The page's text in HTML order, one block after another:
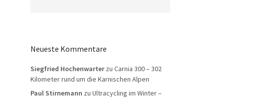
Neueste Kommentare
Siegfried Hochenwarterzu Carnia 300 – 302
Kilometer rund um die Karnischen Alpen
Paul Stirnemann zu Ultracycling im Winter –